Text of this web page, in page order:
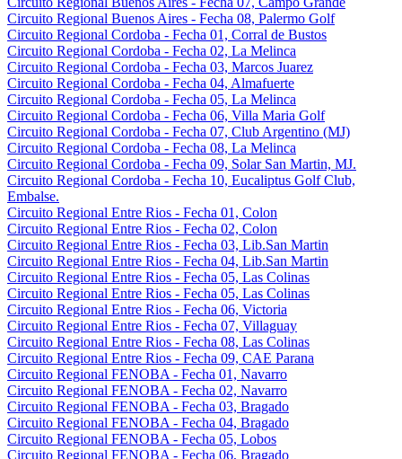
Circuito Regional Buenos Aires - Fecha 08, Palermo Golf
Circuito Regional Cordoba - Fecha 01, Corral de Bustos
Circuito Regional Cordoba - Fecha 02, La Melinca
Circuito Regional Cordoba - Fecha 03, Marcos Juarez
Circuito Regional Cordoba - Fecha 04, Almafuerte
Circuito Regional Cordoba - Fecha 05, La Melinca
Circuito Regional Cordoba - Fecha 06, Villa Maria Golf
Circuito Regional Cordoba - Fecha 07, Club Argentino (MJ)
Circuito Regional Cordoba - Fecha 08, La Melinca
Circuito Regional Cordoba - Fecha 09, Solar San Martin, MJ.
Circuito Regional Cordoba - Fecha 10, Eucaliptus Golf Club,
Embalse.
Circuito Regional Entre Rios - Fecha 01, Colon
Circuito Regional Entre Rios - Fecha 02, Colon
Circuito Regional Entre Rios - Fecha 03, Lib.San Martin
Circuito Regional Entre Rios - Fecha 04, Lib.San Martin
Circuito Regional Entre Rios - Fecha 05, Las Colinas
Circuito Regional Entre Rios - Fecha 05, Las Colinas
Circuito Regional Entre Rios - Fecha 06, Victoria
Circuito Regional Entre Rios - Fecha 07, Villaguay
Circuito Regional Entre Rios - Fecha 08, Las Colinas
Circuito Regional Entre Rios - Fecha 09, CAE Parana
Circuito Regional FENOBA - Fecha 01, Navarro
Circuito Regional FENOBA - Fecha 02, Navarro
Circuito Regional FENOBA - Fecha 03, Bragado
Circuito Regional FENOBA - Fecha 04, Bragado
Circuito Regional FENOBA - Fecha 05, Lobos
Circuito Regional FENOBA - Fecha 06, Bragado